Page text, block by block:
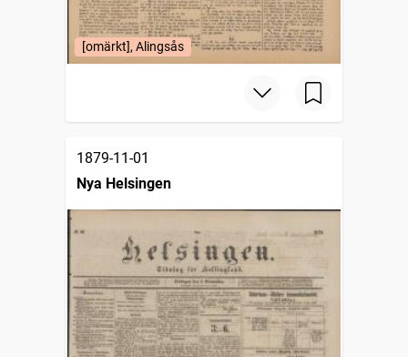
[omärkt], Alingsås
1879-11-01
Nya Helsingen